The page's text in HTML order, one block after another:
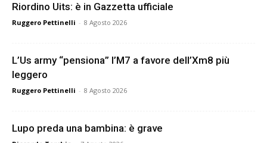
Riordino Uits: è in Gazzetta ufficiale
Ruggero Pettinelli - 8 Agosto 2026
L’Us army “pensiona” l’M7 a favore dell’Xm8 più
leggero
Ruggero Pettinelli - 8 Agosto 2026
Lupo preda una bambina: è grave